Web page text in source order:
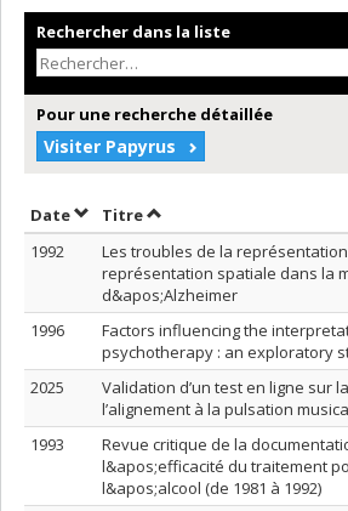
Rechercher dans la liste
Pour une recherche détaillée
Visiter Papyrus
DateTrier par date en ordre
TitreTrier par titre en ordre
1992
Les troubles de la
représentation spatiale dans la
d&apos;Alzheimer
1996
Factors influencing the
psychotherapy : an exploratory
2025
Validation d’un test en ligne sur
l’alignement à la pulsation
1993
Revue critique de la
l&apos;efficacité du traitement
l&apos;alcool (de 1981 à 1992)